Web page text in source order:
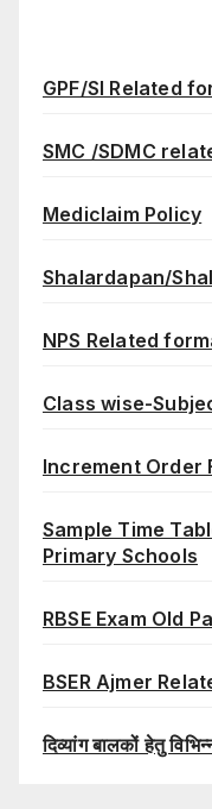
GPF/SI Related
SMC /SDMC
Mediclaim Policy
Shalardapan/
NPS Related
Class wise-
Increment Order
Sample Time
Primary Schools
RBSE Exam Old
BSER Ajmer
दिव्यांग बालकों हेतु